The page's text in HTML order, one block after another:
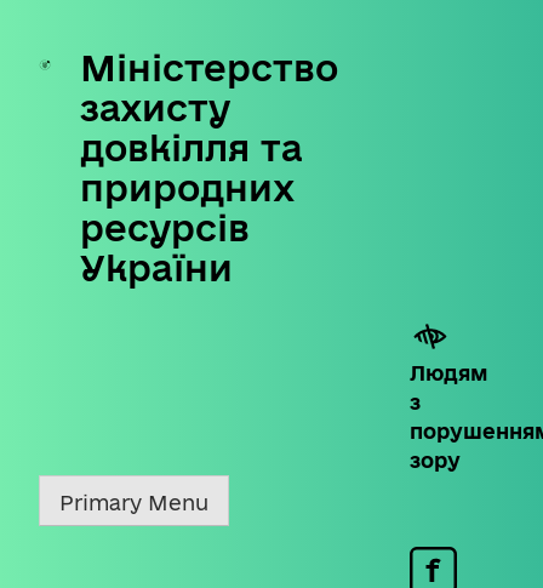
Skip
content
Міністерство
захисту
довкілля та
природних
ресурсів
України
Людям
з
зору
Primary Menu